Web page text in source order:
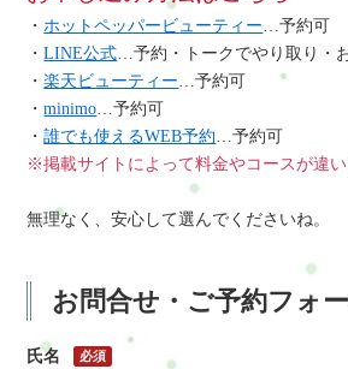
・ ホットペッパービューティー …予約可
・LINE公式 …予約・トークでやり取り・
・楽天ビューティー …予約可
・minimo …予約可
・誰でも使えるWEB予約 …予約可
※掲載サイトによって料金やコースが違い
無理なく、安心して選んでくださいね。
お問合せ・ご予約フォ
氏名 必須